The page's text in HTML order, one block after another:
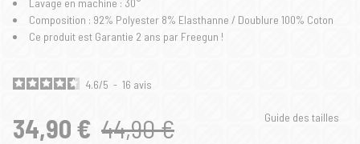
Lavage en machine : 30°
Composition : 92% Polyester 8% Elasthanne / Doublure 100% Coton
Ce produit est Garantie 2 ans par Freegun !
4.6/5 - 16 avis
34,90 € 44,90 € Guide des tailles